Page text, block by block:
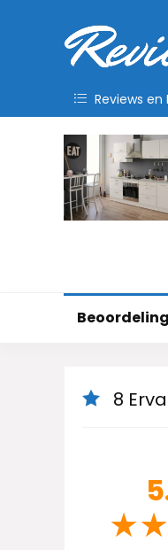
Reviews en
8
★★